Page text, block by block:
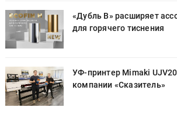
«Дубль В» расширяет
для горячего тиснения
УФ-принтер Mimaki
компании «Сказитель»